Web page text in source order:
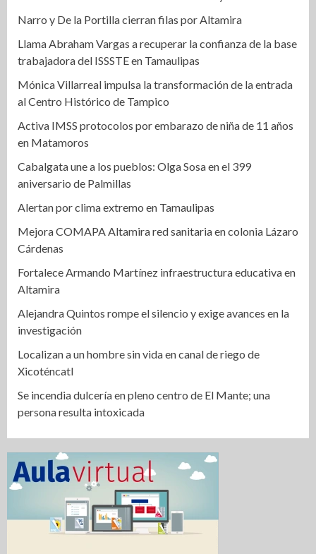
Narro y De la Portilla cierran filas por Altamira
Llama Abraham Vargas a recuperar la confianza de la base
trabajadora del ISSSTE en Tamaulipas
Mónica Villarreal impulsa la transformación de la entrada
al Centro Histórico de Tampico
Activa IMSS protocolos por embarazo de niña de 11 años
en Matamoros
Cabalgata une a los pueblos: Olga Sosa en el 399
aniversario de Palmillas
Alertan por clima extremo en Tamaulipas
Mejora COMAPA Altamira red sanitaria en colonia Lázaro
Cárdenas
Fortalece Armando Martínez infraestructura educativa en
Altamira
Alejandra Quintos rompe el silencio y exige avances en la
investigación
Localizan a un hombre sin vida en canal de riego de
Xicoténcatl
Se incendia dulcería en pleno centro de El Mante; una
persona resulta intoxicada